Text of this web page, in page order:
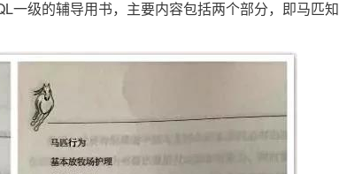
级的辅导用书，主要内容包括两个部分，即马匹